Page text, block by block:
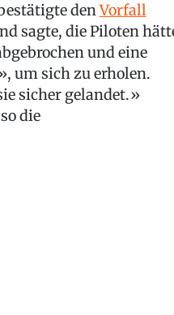
denVorfall
sagte, die Piloten
und eine
um sich zu erholen.
sicher gelandet.»
die